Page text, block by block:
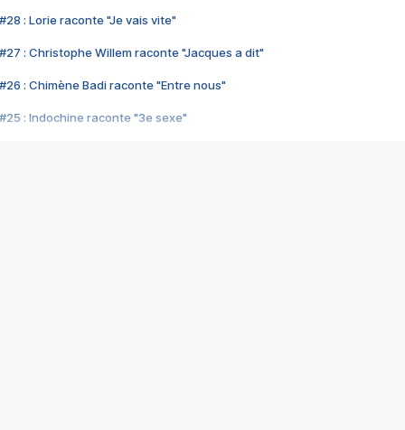
#28 : Lorie raconte "Je vais vite"
#27 : Christophe Willem raconte "Jacques a dit"
#26 : Chimène Badi raconte "Entre nous"
#25 : Indochine raconte "3e sexe"